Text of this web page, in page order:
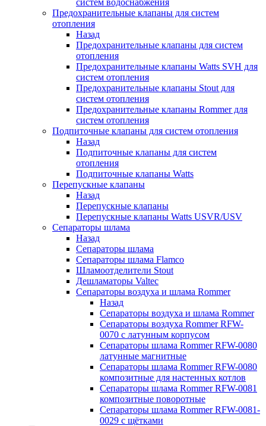
систем водоснабжения
Предохранительные клапаны для систем
отопления
Назад
Предохранительные клапаны для систем
отопления
Предохранительные клапаны Watts SVH для
систем отопления
Предохранительные клапаны Stout для
систем отопления
Предохранительные клапаны Rommer для
систем отопления
Подпиточные клапаны для систем отопления
Назад
Подпиточные клапаны для систем
отопления
Подпиточные клапаны Watts
Перепускные клапаны
Назад
Перепускные клапаны
Перепускные клапаны Watts USVR/USV
Сепараторы шлама
Назад
Сепараторы шлама
Сепараторы шлама Flamco
Шламоотделители Stout
Дешламаторы Valtec
Сепараторы воздуха и шлама Rommer
Назад
Сепараторы воздуха и шлама Rommer
Сепараторы воздуха Rommer RFW-
0070 с латунным корпусом
Сепараторы шлама Rommer RFW-0080
латунные магнитные
Сепараторы шлама Rommer RFW-0080
композитные для настенных котлов
Сепараторы шлама Rommer RFW-0081
композитные поворотные
Сепараторы шлама Rommer RFW-0081-
0029 с щётками